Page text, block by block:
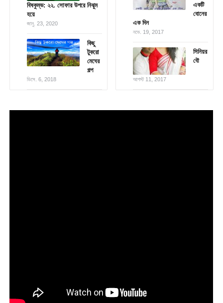
বিষকুম্ভ: ২২. সোফার উপরে নিঝুম
হয়ে
জানু. 23, 2020
কিছু
টুকরো
মেঘের
গল্প
ডিসে. 6, 2018
একটি
বোনের
এক দিন
নভে. 19, 2017
সিনিয়র
বৌ
আগস্ট 11, 2017